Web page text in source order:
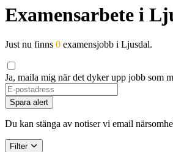
Examensarbete i
Just nu finns 0 examensjobb i Ljusdal.
Ja, maila mig när det dyker upp jobb som
Spara alert
Du kan stänga av notiser vi email
Filter